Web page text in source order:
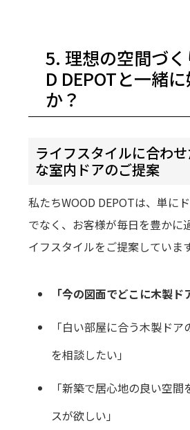
5. 理想の空間づ
D DEPOTと一緒
か？
ライフスタイルに合わ
な室内ドアのご提案
私たちWOOD DEPOTは、単に
でなく、お客様が毎日を豊かに
イフスタイルをご提案しています
「今の図面でどこに木製ド
「白い部屋に合う木製ド
を相談したい」
「新築で居心地の良い空
スが欲しい」